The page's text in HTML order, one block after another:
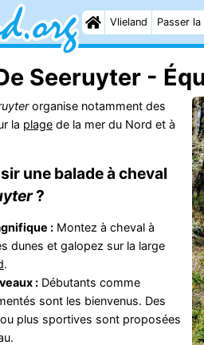
Vlieland Passer la
Seeruyter -
organise notamment des
la plagede la mer du Nord et à
une balade à cheval
?
:Montez à cheval à
dunes et galopez sur la large
.
:Débutants comme
sont les bienvenus. Des
plus sportives sont proposées